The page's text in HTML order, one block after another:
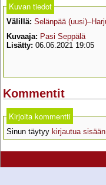
Kuvan tiedot
Välillä: Selänpää
Kuvaaja: Pasi Seppälä
Lisätty: 06.06.2021 19:05
Kommentit
Kirjoita kommentti
Sinun täytyy kirjautua sisään